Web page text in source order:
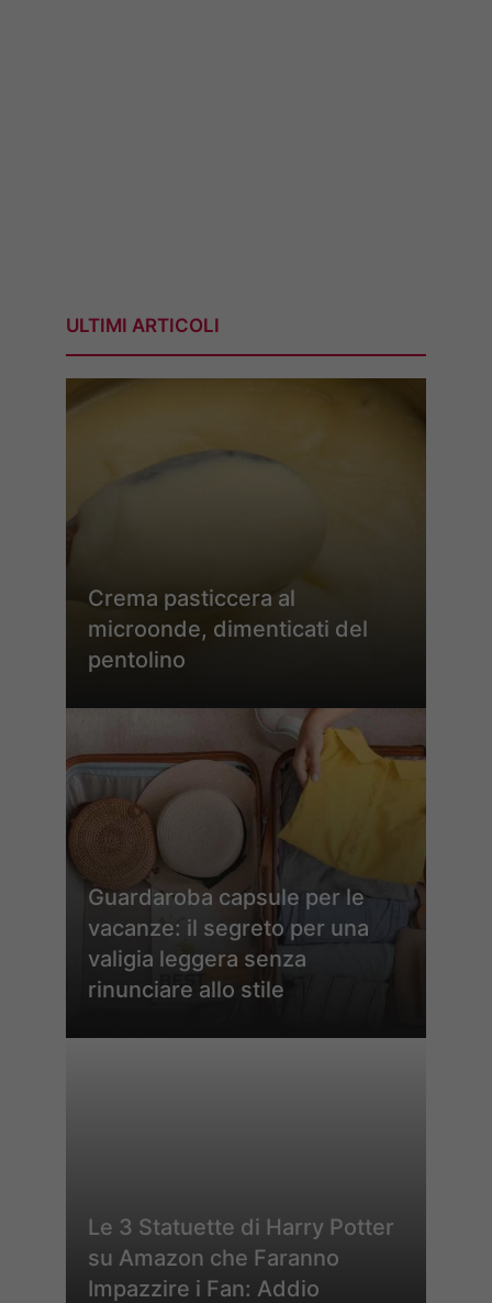
ULTIMI ARTICOLI
Crema pasticcera al
microonde, dimenticati del
pentolino
Guardaroba capsule per le
vacanze: il segreto per una
valigia leggera senza
rinunciare allo stile
Le 3 Statuette di Harry Potter
su Amazon che Faranno
Impazzire i Fan: Addio